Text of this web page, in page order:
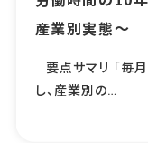
産業別実態～
要点サマリ 「毎
し、産業別の…